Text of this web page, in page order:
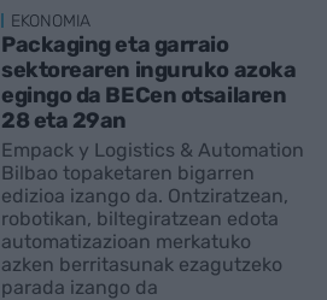
EKONOMIA
Packaging eta garraio
sektorearen inguruko azoka
egingo da BECen otsailaren
28 eta 29an
Empack y Logistics & Automation
Bilbao topaketaren bigarren
edizioa izango da. Ontziratzean,
robotikan, biltegiratzean edota
automatizazioan merkatuko
azken berritasunak ezagutzeko
parada izango da